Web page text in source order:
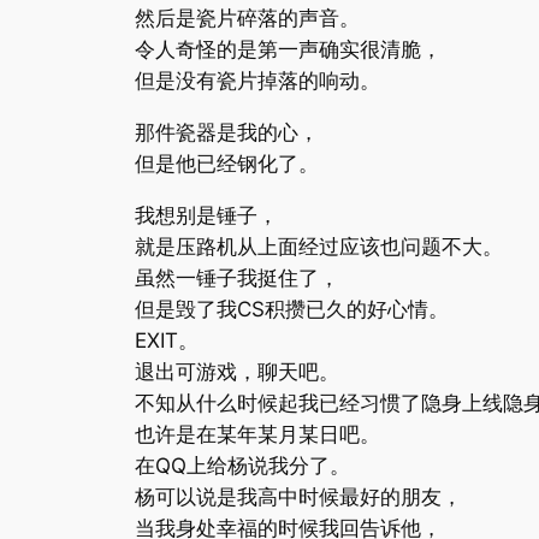
然后是瓷片碎落的声音。
令人奇怪的是第一声确实很清脆，
但是没有瓷片掉落的响动。
那件瓷器是我的心，
但是他已经钢化了。
我想别是锤子，
就是压路机从上面经过应该也问题不大。
虽然一锤子我挺住了，
但是毁了我CS积攒已久的好心情。
EXIT。
退出可游戏，聊天吧。
不知从什么时候起我已经习惯了隐身上线隐
也许是在某年某月某日吧。
在QQ上给杨说我分了。
杨可以说是我高中时候最好的朋友，
当我身处幸福的时候我回告诉他，